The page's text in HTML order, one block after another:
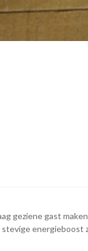
geziene gast
energieboost